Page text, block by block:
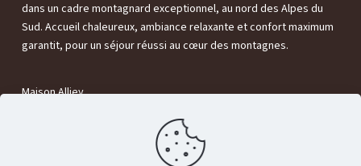
dans un cadre montagnard exceptionnel, au nord des Alpes du
Sud. Accueil chaleureux, ambiance relaxante et confort maximum
garantit, pour un séjour réussi au cœur des montagnes.
Maison Alliey